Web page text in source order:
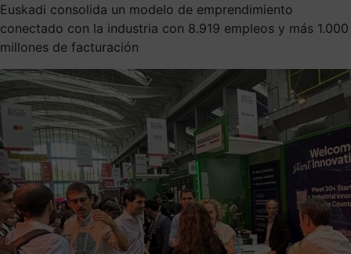
Euskadi consolida un modelo de emprendimiento
conectado con la industria con 8.919 empleos y más 1.000
millones de facturación